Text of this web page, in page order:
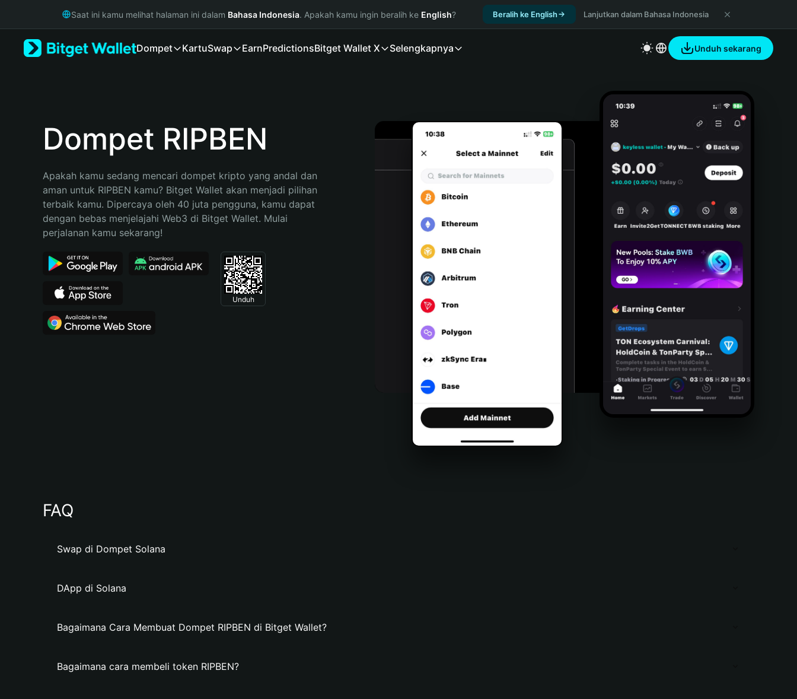
Русский
Bahasa Indonesia
Español (Argentina)
Saat ini kamu melihat halaman ini dalam Bahasa Indonesia. Apakah kamu ingin beralih ke English? Beralih ke English Lanjutkan dalam Bahasa Indonesia
Dompet KartuSwap EarnPredictionsBitget Wallet X Selengkapnya Unduh sekarang
Dompet RIPBEN
Apakah kamu sedang mencari dompet kripto yang andal dan
aman untuk RIPBEN kamu? Bitget Wallet akan menjadi pilihan
terbaik kamu. Dipercaya oleh 40 juta pengguna, kamu dapat
dengan bebas menjelajahi Web3 di Bitget Wallet. Mulai
perjalanan kamu sekarang!
Unduh
FAQ
Swap di Dompet Solana
DApp di Solana
Bagaimana Cara Membuat Dompet RIPBEN di Bitget Wallet?
Bagaimana cara membeli token RIPBEN?